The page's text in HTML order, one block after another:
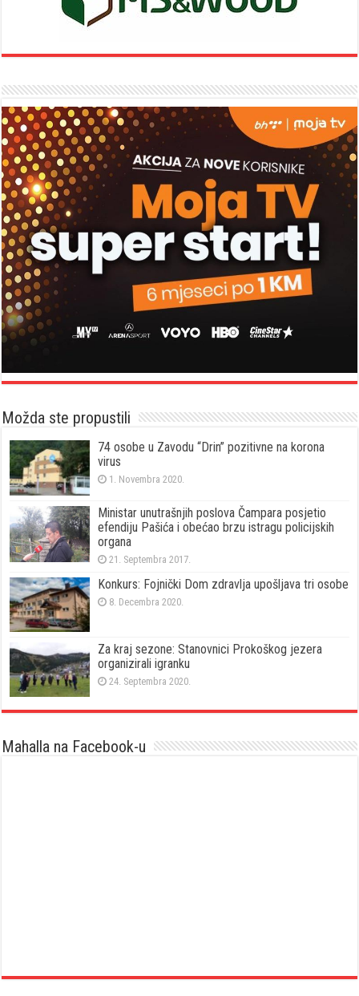
Možda ste propustili
74 osobe u Zavodu “Drin” pozitivne na korona
virus
1. Novembra 2020.
Ministar unutrašnjih poslova Čampara posjetio
efendiju Pašića i obećao brzu istragu policijskih
organa
21. Septembra 2017.
Konkurs: Fojnički Dom zdravlja upošljava tri osobe
8. Decembra 2020.
Za kraj sezone: Stanovnici Prokoškog jezera
organizirali igranku
24. Septembra 2020.
Mahalla na Facebook-u